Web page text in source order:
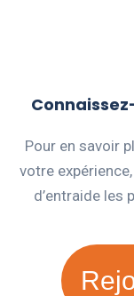
Pour en savoir
votre
d’entraide les